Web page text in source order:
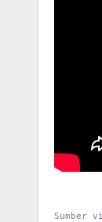
Sumber